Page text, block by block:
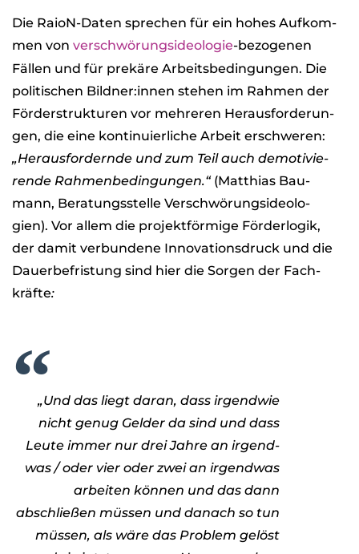
Die RaioN-Daten spre­chen für ein hohes Auf­kom­
men von ver­schwö­rungs­ideo­lo­gie-bezo­ge­nen
Fäl­len und für pre­käre Arbeits­be­din­gun­gen. Die
poli­ti­schen Bildner:innen ste­hen im Rah­men der
För­der­struk­tu­ren vor meh­re­ren Her­aus­for­de­run­
gen, die eine kon­ti­nu­ier­li­che Arbeit erschwe­ren:
„Her­aus­for­dernde und zum Teil auch demo­ti­vie­
rende Rah­men­be­din­gun­gen.“ (Mat­thias Bau­
mann, Bera­tungs­stelle Ver­schwö­rungs­ideo­lo­
gien). Vor allem die pro­jekt­för­mige För­der­lo­gik,
der damit ver­bun­dene Inno­va­ti­ons­druck und die
Dau­er­be­fris­tung sind hier die Sor­gen der Fach­
kräfte:
„Und das liegt daran, dass irgend­wie
nicht genug Gel­der da sind und dass
Leute immer nur drei Jahre an irgend­
was / oder vier oder zwei an irgend­was
arbei­ten kön­nen und das dann
abschlie­ßen müs­sen und danach so tun
müs­sen, als wäre das Pro­blem gelöst